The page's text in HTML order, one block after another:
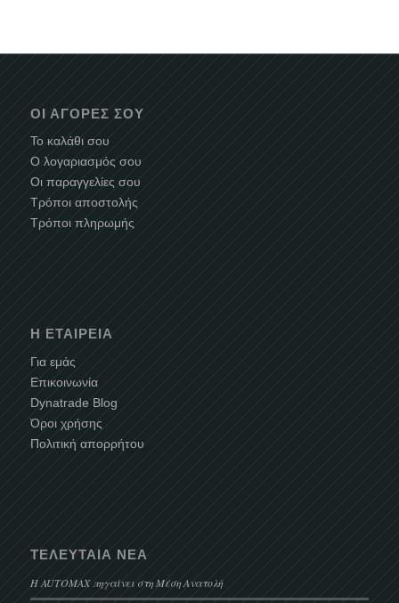
ΟΙ ΑΓΟΡΈΣ ΣΟΥ
Το καλάθι σου
Ο λογαριασμός σου
Οι παραγγελίες σου
Τρόποι αποστολής
Τρόποι πληρωμής
Η ΕΤΑΙΡΕΊΑ
Για εμάς
Επικοινωνία
Dynatrade Blog
Όροι χρήσης
Πολιτική απορρήτου
ΤΕΛΕΥΤΑΊΑ ΝΈΑ
Η AUTOMAX πηγαίνει στη Μέση Ανατολή